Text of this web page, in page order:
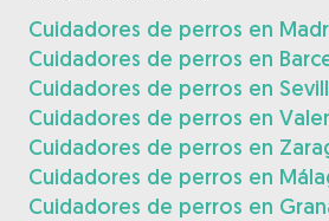
Cuidadores de perros en
Cuidadores de perros en
Cuidadores de perros en
Cuidadores de perros en
Cuidadores de perros en
Cuidadores de perros en
Cuidadores de perros en